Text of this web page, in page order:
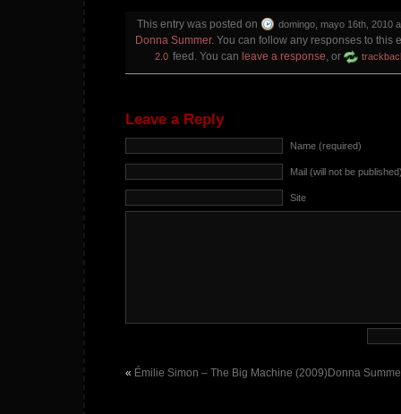
This entry was posted on domingo, mayo 16th, 2010
Donna Summer. You can follow any responses to this
2.0 feed. You can leave a response, or
Leave a Reply
Name (required)
Mail (will not be
Site
« Émilie Simon – The Big Machine (2009)Donna